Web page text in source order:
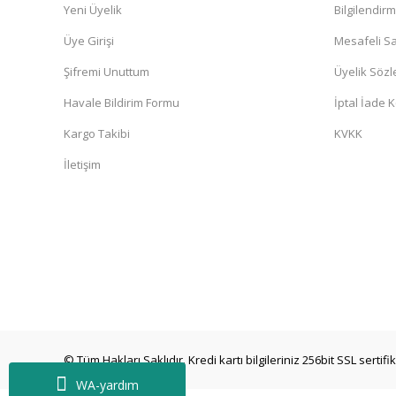
WA-yardım
Yeni Üyelik
Üye Girişi
Şifremi Unuttum
Havale Bildirim Formu
Kargo Takibi
İletişim
Mesafeli
Üyelik
İptal İade
KVKK
© Tüm Hakları Saklıdır. Kredi kartı bilgileriniz 256bit SSL